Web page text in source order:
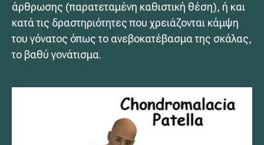
άρθρωσης (παρατεταμένη καθιστική θέση), ή και
κατά τις δραστηριότητες που χρειάζονται κάμψη
του γόνατος όπως το ανεβοκατέβασμα της σκάλας,
το βαθύ γονάτισμα.